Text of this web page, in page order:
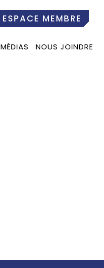
ESPACE MEMBRE
MÉDIAS NOUS JOINDRE